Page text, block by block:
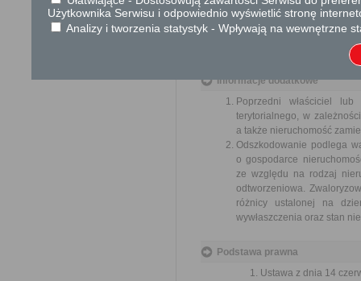
Przedmiotem wniosku
usprawnienie pracy i
Organ właściwy dla
Informacje dodatkowe
Poprzedni właściciel
terytorialnego, w
a także nieruchomość
Odszkodowanie podlega
o gospodarce
ze względu na rodzaj
odtworzeniowa.
różnicy ustalonej na
wywłaszczenia oraz stan
Podstawa prawna
Ustawa z dnia 14
Użytkownika Serwisu i odpowiednio wyświetlić stronę
Analizy i tworzenia statystyk - Wpływają na wewnętrzne